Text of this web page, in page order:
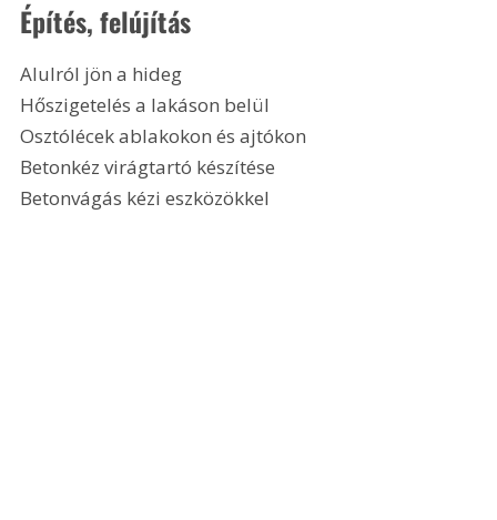
Építés, felújítás
Alulról jön a hideg
Hőszigetelés a lakáson belül
Osztólécek ablakokon és ajtókon
Betonkéz virágtartó készítése
Betonvágás kézi eszközökkel